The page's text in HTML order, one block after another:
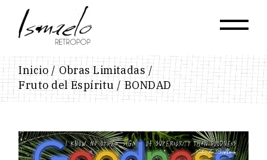
content
Inicio
Obras Limitadas
Fruto del Espíritu
BONDAD